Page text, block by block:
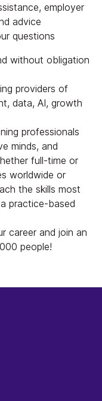
employer
advice
questions
without obligation
providers of
data, AI, growth
professionals
minds, and
full-time or
worldwide or
the skills most
practice-based
career and join an
people!